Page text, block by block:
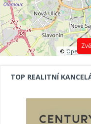
©
TOP REALITNÍ